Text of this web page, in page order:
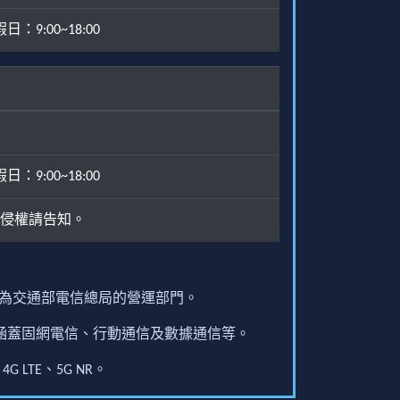
日：9:00~18:00
：9:00~18:00
權請告知。
交通部電信總局的營運部門。
固網電信、行動通信及數據通信等。
LTE、5G NR。